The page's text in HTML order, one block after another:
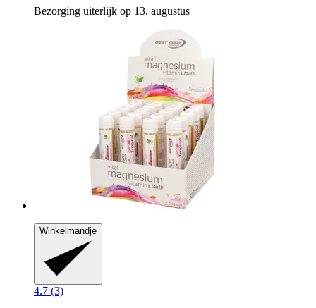
Bezorging uiterlijk op 13. augustus
Winkelmandje
4.7 (3)